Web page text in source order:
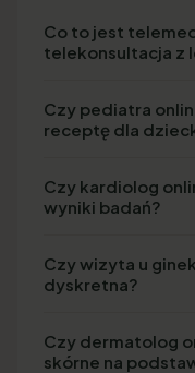
Co to jest
telekonsultacja z
Czy pediatra
receptę dla
Czy kardiolog
wyniki badań?
Czy wizyta u
dyskretna?
Czy dermatolog
skórne na